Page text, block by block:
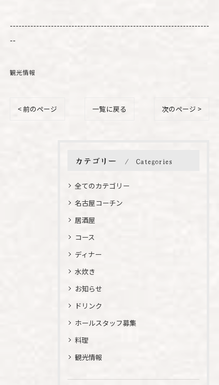
--------------------------------------------------------------------
--
観光情報
< 前のページ 一覧に戻る 次のページ >
カテゴリー Categories
全てのカテゴリー
名古屋コーチン
居酒屋
コース
ディナー
水炊き
お知らせ
ドリンク
ホールスタッフ募集
料理
観光情報